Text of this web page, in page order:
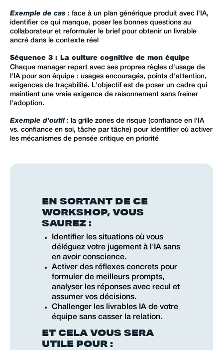
Exemple de cas : face à un plan générique produit avec l'IA,
identifier ce qui manque, poser les bonnes questions au
collaborateur et reformuler le brief pour obtenir un livrable
ancré dans le contexte réel
Séquence 3 : La culture cognitive de mon équipe
Chaque manager repart avec ses propres règles d'usage de
l'IA pour son équipe : usages encouragés, points d'attention,
exigences de traçabilité. L'objectif est de poser un cadre qui
maintient une vraie exigence de raisonnement sans freiner
l'adoption.
Exemple d'outil : la grille zones de risque (confiance en l'IA
vs. confiance en soi, tâche par tâche) pour identifier où activer
les mécanismes de pensée critique en priorité
EN SORTANT DE CE
WORKSHOP, VOUS
SAUREZ :
Identifier les situations où vous
déléguez votre jugement à l'IA sans
en avoir conscience.
Activer des réflexes concrets pour
formuler de meilleurs prompts,
analyser les réponses avec recul et
assumer vos décisions.
Challenger les livrables IA de votre
équipe sans casser la relation.
ET CELA VOUS SERA
UTILE POUR :